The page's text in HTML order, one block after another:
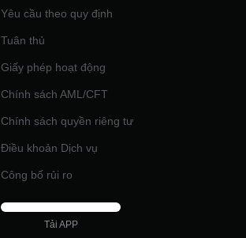
Yêu cầu theo quy định
Tuân thủ
Giấy phép hoạt động
Chính sách AML/CFT
Chính sách quyền riêng tư
Điều khoản Dịch vụ
Công bố rủi ro
Tải APP